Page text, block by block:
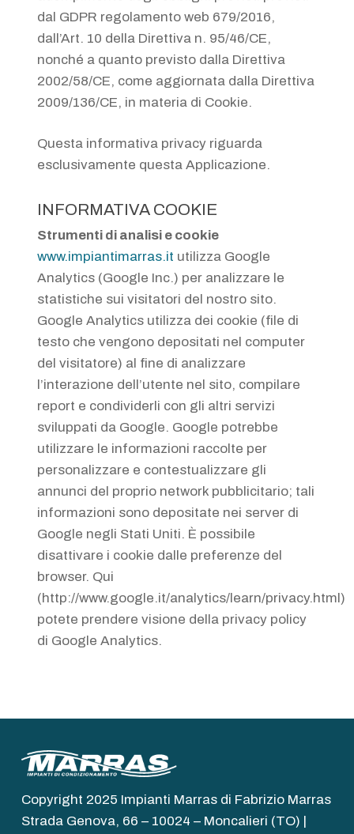
dal GDPR regolamento web 679/2016,
dall’Art. 10 della Direttiva n. 95/46/CE,
nonché a quanto previsto dalla Direttiva
2002/58/CE, come aggiornata dalla Direttiva
2009/136/CE, in materia di Cookie.
Questa informativa privacy riguarda
esclusivamente questa Applicazione.
INFORMATIVA COOKIE
Strumenti di analisi e cookie
www.impiantimarras.it utilizza Google
Analytics (Google Inc.) per analizzare le
statistiche sui visitatori del nostro sito.
Google Analytics utilizza dei cookie (file di
testo che vengono depositati nel computer
del visitatore) al fine di analizzare
l’interazione dell’utente nel sito, compilare
report e condividerli con gli altri servizi
sviluppati da Google. Google potrebbe
utilizzare le informazioni raccolte per
personalizzare e contestualizzare gli
annunci del proprio network pubblicitario; tali
informazioni sono depositate nei server di
Google negli Stati Uniti. È possibile
disattivare i cookie dalle preferenze del
browser. Qui
(http://www.google.it/analytics/learn/privacy.html)
potete prendere visione della privacy policy
di Google Analytics.
Copyright 2025 Impianti Marras di Fabrizio Marras
Strada Genova, 66 – 10024 – Moncalieri (TO) |